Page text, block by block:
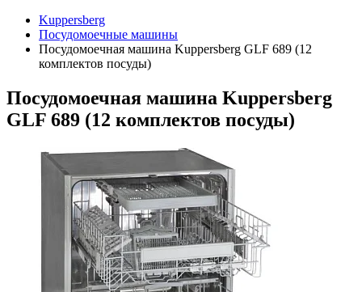
Kuppersberg
Посудомоечные машины
Посудомоечная машина Kuppersberg GLF 689 (12
комплектов посуды)
Посудомоечная машина Kuppersberg
GLF 689 (12 комплектов посуды)